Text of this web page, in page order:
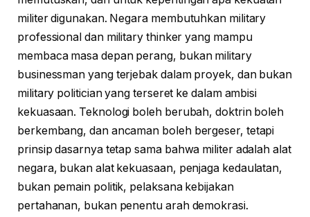
militer digunakan. Negara membutuhkan military
professional dan military thinker yang mampu
membaca masa depan perang, bukan military
businessman yang terjebak dalam proyek, dan bukan
military politician yang terseret ke dalam ambisi
kekuasaan. Teknologi boleh berubah, doktrin boleh
berkembang, dan ancaman boleh bergeser, tetapi
prinsip dasarnya tetap sama bahwa militer adalah alat
negara, bukan alat kekuasaan, penjaga kedaulatan,
bukan pemain politik, pelaksana kebijakan
pertahanan, bukan penentu arah demokrasi.